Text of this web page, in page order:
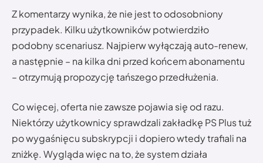
Z komentarzy wynika, że nie jest to odosobniony
przypadek. Kilku użytkowników potwierdziło
podobny scenariusz. Najpierw wyłączają auto-renew,
a następnie – na kilka dni przed końcem abonamentu
– otrzymują propozycję tańszego przedłużenia.
Co więcej, oferta nie zawsze pojawia się od razu.
Niektórzy użytkownicy sprawdzali zakładkę PS Plus tuż
po wygaśnięcu subskrypcji i dopiero wtedy trafiali na
zniżkę. Wygląda więc na to, że system działa